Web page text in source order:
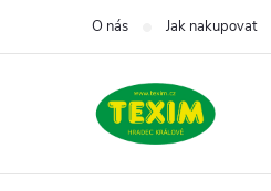
O nás Jak nakupovat